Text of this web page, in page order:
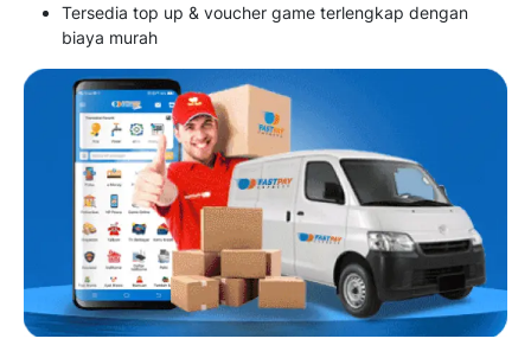
Tersedia top up & voucher game terlengkap dengan
biaya murah